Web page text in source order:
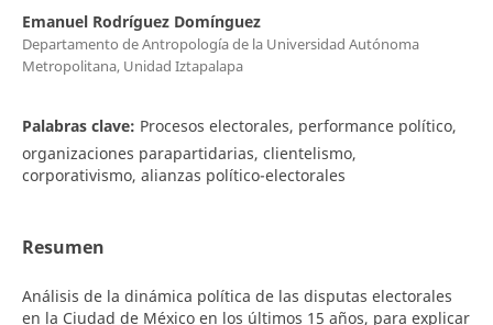
Emanuel Rodríguez Domínguez
Departamento de Antropología de la Universidad Autónoma
Metropolitana, Unidad Iztapalapa
Palabras clave: Procesos electorales, performance político,
organizaciones parapartidarias, clientelismo,
corporativismo, alianzas político-electorales
Resumen
Análisis de la dinámica política de las disputas electorales
en la Ciudad de México en los últimos 15 años, para explicar